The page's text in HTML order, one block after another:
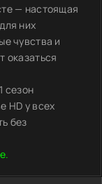
— настоящая
них
чувства и
оказаться
сезон
HD у всех
без